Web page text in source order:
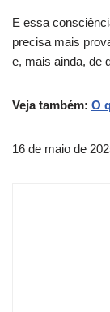
E essa
precisa mais
e, mais ainda, de
Veja também: O
16 de maio de